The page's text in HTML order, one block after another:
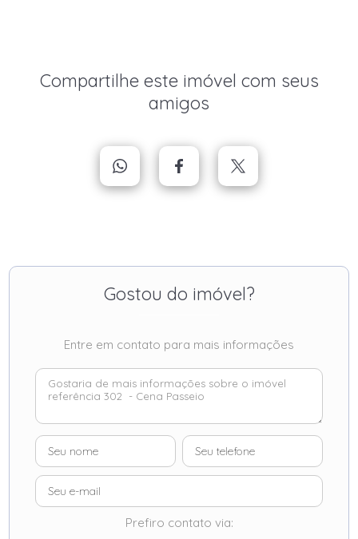
Compartilhe este imóvel com seus
amigos
Gostou do imóvel?
Entre em contato para mais informações
Prefiro contato via: